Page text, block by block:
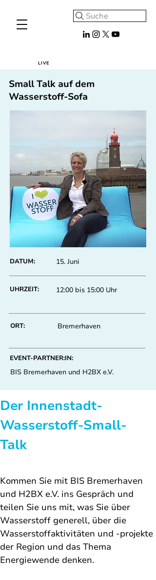
Suche
LIVE
Small Talk auf dem
Wasserstoff-Sofa
DATUM: 15. Juni
UHRZEIT: 12:00 bis 15:00 Uhr
ORT: Bremerhaven
EVENT-PARTNER:IN:
BIS Bremerhaven und H2BX e.V.
Der Innenstadt-
Wasserstoff-Small-
Talk
Kommen Sie mit BIS Bremerhaven
und H2BX e.V. ins Gespräch und
teilen Sie uns mit, was Sie über
Wasserstoff generell, über die
Wasserstoffaktivitäten und -projekte
der Region und das Thema
Energiewende denken.